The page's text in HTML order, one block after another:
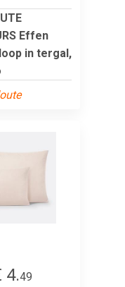
Effen
in tergal,
4.49